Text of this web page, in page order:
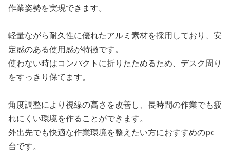
作業姿勢を実現できます。
軽量ながら耐久性に優れたアルミ素材を採用しており、安
定感のある使用感が特徴です。
使わない時はコンパクトに折りたためるため、デスク周り
をすっきり保てます。
角度調整により視線の高さを改善し、長時間の作業でも疲
れにくい環境を作ることができます。
外出先でも快適な作業環境を整えたい方におすすめのpc
台です。